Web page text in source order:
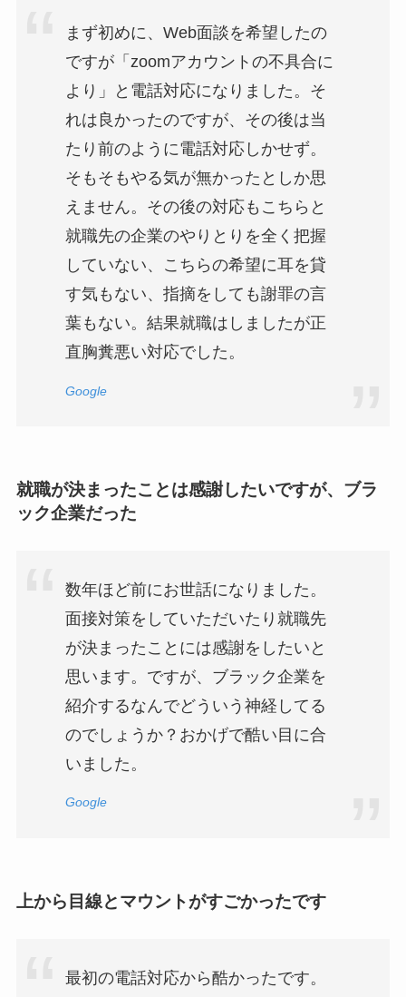
まず初めに、Web面談を希望したの
ですが「zoomアカウントの不具合に
より」と電話対応になりました。そ
れは良かったのですが、その後は当
たり前のように電話対応しかせず。
そもそもやる気が無かったとしか思
えません。その後の対応もこちらと
就職先の企業のやりとりを全く把握
していない、こちらの希望に耳を貸
す気もない、指摘をしても謝罪の言
葉もない。結果就職はしましたが正
直胸糞悪い対応でした。
Google
就職が決まったことは感謝したいですが、ブラ
ック企業だった
数年ほど前にお世話になりました。
面接対策をしていただいたり就職先
が決まったことには感謝をしたいと
思います。ですが、ブラック企業を
紹介するなんでどういう神経してる
のでしょうか？おかげで酷い目に合
いました。
Google
上から目線とマウントがすごかったです
最初の電話対応から酷かったです。